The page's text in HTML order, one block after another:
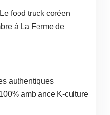
food truck coréen
à La Ferme de
authentiques
ambiance K-culture